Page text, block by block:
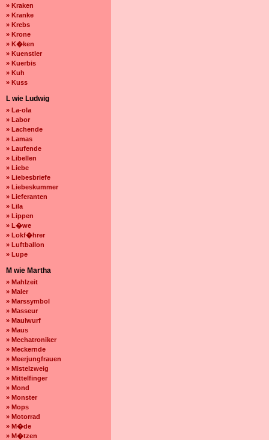
» Kraken
» Kranke
» Krebs
» Krone
» K�ken
» Kuenstler
» Kuerbis
» Kuh
» Kuss
L wie Ludwig
» La-ola
» Labor
» Lachende
» Lamas
» Laufende
» Libellen
» Liebe
» Liebesbriefe
» Liebeskummer
» Lieferanten
» Lila
» Lippen
» L�we
» Lokf�hrer
» Luftballon
» Lupe
M wie Martha
» Mahlzeit
» Maler
» Marssymbol
» Masseur
» Maulwurf
» Maus
» Mechatroniker
» Meckernde
» Meerjungfrauen
» Mistelzweig
» Mittelfinger
» Mond
» Monster
» Mops
» Motorrad
» M�de
» M�tzen